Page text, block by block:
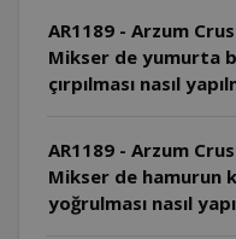
AR1189 - Arzum
Mikser de yumurta
çırpılması nasıl
AR1189 - Arzum
Mikser de hamurun
yoğrulması nasıl